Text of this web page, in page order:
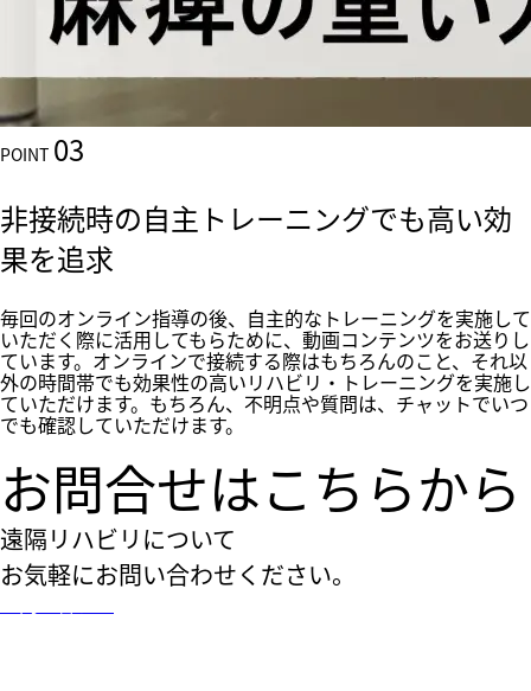
POINT 03
非接続時の自主トレーニングでも高い効
果を追求
毎回のオンライン指導の後、自主的なトレーニングを実施して
いただく際に活用してもらために、動画コンテンツをお送りし
ています。オンラインで接続する際はもちろんのこと、それ以
外の時間帯でも効果性の高いリハビリ・トレーニングを実施し
ていただけます。もちろん、不明点や質問は、チャットでいつ
でも確認していただけます。
お問合せはこちらから
遠隔リハビリについて
お気軽にお問い合わせください。